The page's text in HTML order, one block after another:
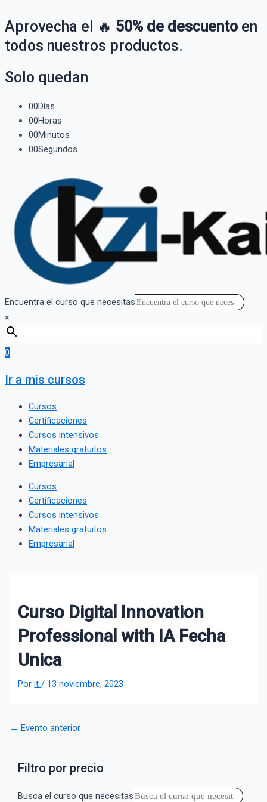
Aprovecha el 🔥 50% de descuento en
todos nuestros productos.
Solo quedan
00Días
00Horas
00Minutos
00Segundos
Encuentra el curso que necesitas
×
0
Ir a mis cursos
Cursos
Certificaciones
Cursos intensivos
Materiales gratuitos
Empresarial
Cursos
Certificaciones
Cursos intensivos
Materiales gratuitos
Empresarial
Curso Digital Innovation
Professional with IA Fecha
Unica
Porit/ 13 noviembre, 2023
← Evento anterior
Filtro por precio
Busca el curso que necesitas